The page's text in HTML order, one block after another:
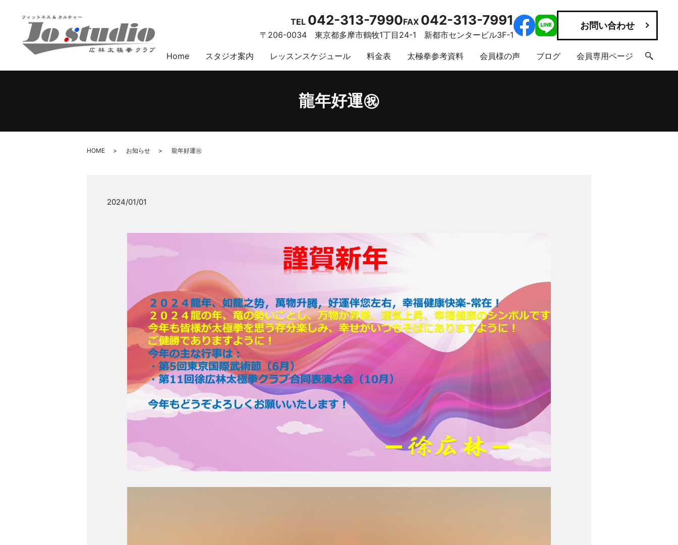
Home スタジオ案内 レッスンスケジュール 料金表 太極拳参考資料 会員様の声 ブログ 会員専用ページ
TEL 042-313-7990FAX 042-313-7991
〒206-0034 東京都多摩市鶴牧1丁目24-1 新都市センタービル3F-1
お問い合わせ
龍年好運㊗️
HOME お知らせ 龍年好運㊗️
2024/01/01